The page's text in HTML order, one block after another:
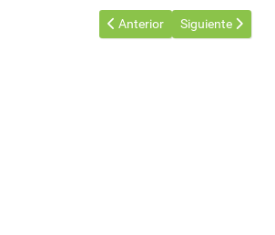
Artículo anterior:
Anterior Artículo
Siguiente